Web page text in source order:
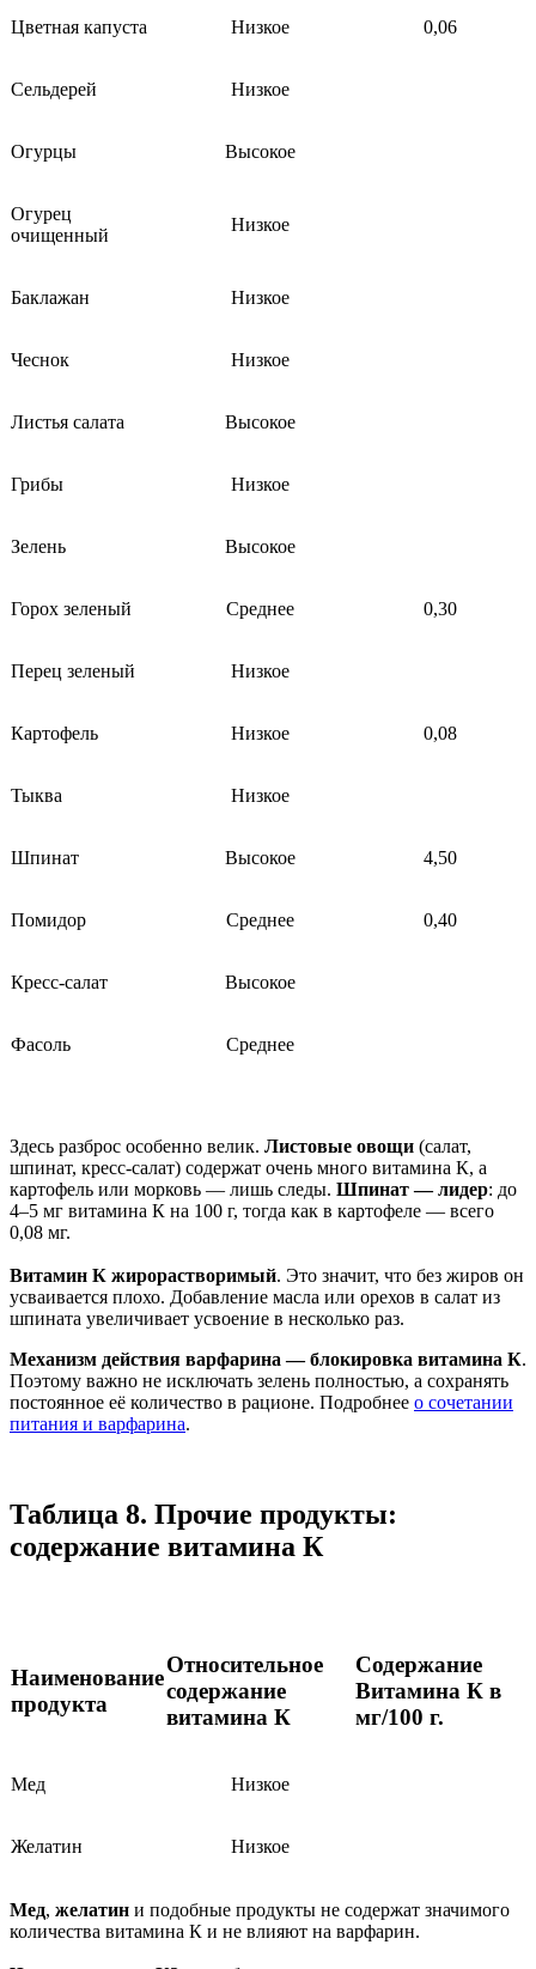
Цветная капуста Низкое 0,06
Сельдерей Низкое
Огурцы Высокое
Огурец
очищенный
Низкое
Баклажан Низкое
Чеснок Низкое
Листья салата Высокое
Грибы Низкое
Зелень Высокое
Горох зеленый Среднее 0,30
Перец зеленый Низкое
Картофель Низкое 0,08
Тыква Низкое
Шпинат Высокое 4,50
Помидор Среднее 0,40
Кресс-салат Высокое
Фасоль Среднее
Здесь разброс особенно велик. Листовые овощи (салат,
шпинат, кресс-салат) содержат очень много витамина К, а
картофель или морковь — лишь следы. Шпинат — лидер: до
4–5 мг витамина К на 100 г, тогда как в картофеле — всего
0,08 мг.
Витамин К жирорастворимый. Это значит, что без жиров он
усваивается плохо. Добавление масла или орехов в салат из
шпината увеличивает усвоение в несколько раз.
Механизм действия варфарина — блокировка витамина К.
Поэтому важно не исключать зелень полностью, а сохранять
постоянное её количество в рационе. Подробнее о сочетании
питания и варфарина.
Таблица 8. Прочие продукты:
содержание витамина К
Наименование
продукта
Относительное
содержание
витамина К
Содержание
Витамина К в
мг/100 г.
Мед Низкое
Желатин Низкое
Мед, желатин и подобные продукты не содержат значимого
количества витамина К и не влияют на варфарин.